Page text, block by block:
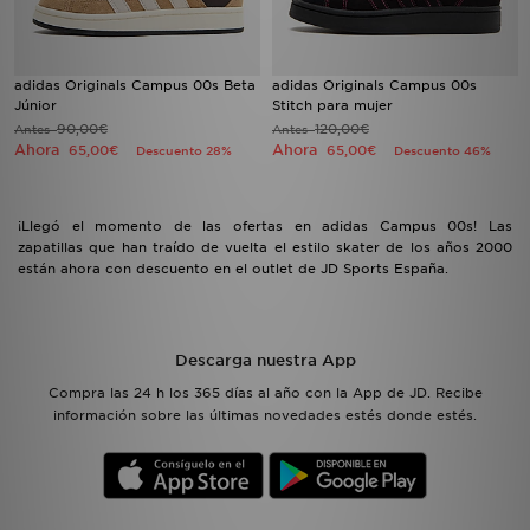
adidas Originals Campus 00s Beta
Júnior
Antes90,00€
Ahora 65,00€ Descuento 28%
adidas Originals Campus 00s
Stitch para mujer
Antes120,00€
Ahora 65,00€ Descuento 46%
¡Llegó el momento de las ofertas en adidas Campus 00s! Las
zapatillas que han traído de vuelta el estilo skater de los años 2000
están ahora con descuento en el outlet de JD Sports España.
Descarga nuestra App
Compra las 24 h los 365 días al año con la App de JD. Recibe
información sobre las últimas novedades estés donde estés.